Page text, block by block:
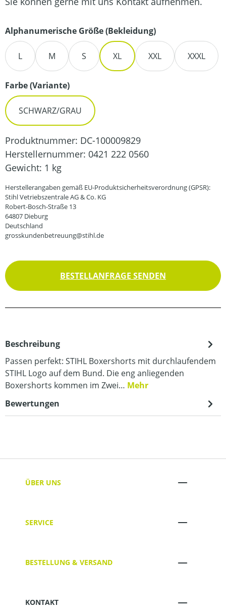
Alphanumerische Größe (Bekleidung)auswählen
L M S XL XXL XXXL
Farbe (Variante)auswählen
SCHWARZ/GRAU
Produktnummer: DC-100009829
Herstellernummer: 0421 222 0560
Gewicht: 1 kg
Herstellerangaben gemäß EU-Produktsicherheitsverordnung (GPSR):
Stihl Vetriebszentrale AG & Co. KG
Robert-Bosch-Straße 13
64807 Dieburg
Deutschland
grosskundenbetreuung@stihl.de
BESTELLANFRAGE SENDEN
Beschreibung
Passen perfekt: STIHL Boxershorts mit durchlaufendem
STIHL Logo auf dem Bund. Die eng anliegenden
Boxershorts kommen im Zwei… Mehr
Bewertungen
ÜBER UNS
SERVICE
BESTELLUNG & VERSAND
KONTAKT